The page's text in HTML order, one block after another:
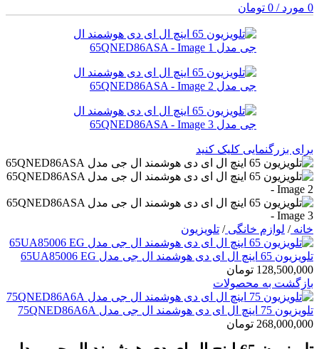
0 مورد /
0 تومان
برای بزرگنمایی کلیک کنید
خانه/ لوازم خانگی/ تلویزیون
تلویزیون 65 اینچ ال ای دی هوشمند ال جی مدل 65UA85006 EG
128,500,000 تومان
بازگشت به محصولات
تلویزیون 75 اینچ ال ای دی هوشمند ال جی مدل 75QNED86A6A
268,000,000 تومان